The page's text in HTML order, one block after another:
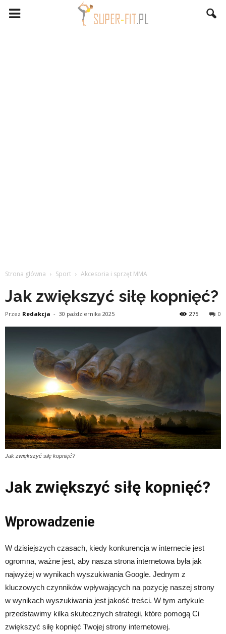
Strona główna Sport Akcesoria i sprzęt MMA
Jak zwiększyć siłę kopnięć?
Przez Redakcja - 30 października 2025 0
275
Jak zwiększyć siłę kopnięć?
Jak zwiększyć siłę kopnięć?
Wprowadzenie
W dzisiejszych czasach, kiedy konkurencja w internecie jest
ogromna, ważne jest, aby nasza strona internetowa była jak
najwyżej w wynikach wyszukiwania Google. Jednym z
kluczowych czynników wpływających na pozycję naszej strony
w wynikach wyszukiwania jest jakość treści. W tym artykule
przedstawimy kilka skutecznych strategii, które pomogą Ci
zwiększyć siłę kopnięć Twojej strony internetowej.